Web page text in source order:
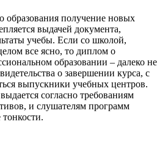
образования получение новых
выдачей документа,
учебы. Если со школой,
все ясно, то диплом о
образовании – далеко не
о завершении курса, с
выпускники учебных центров.
согласно требованиям
и слушателям программ